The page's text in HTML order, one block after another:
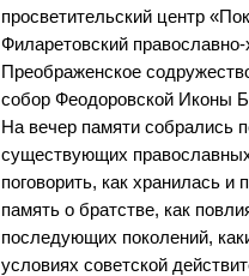
просветительский центр
Филаретовский православно-
Преображенское
собор Феодоровской Иконы
На вечер памяти собрались
существующих
поговорить, как хранилась и
память о братстве, как
последующих поколений,
условиях советской